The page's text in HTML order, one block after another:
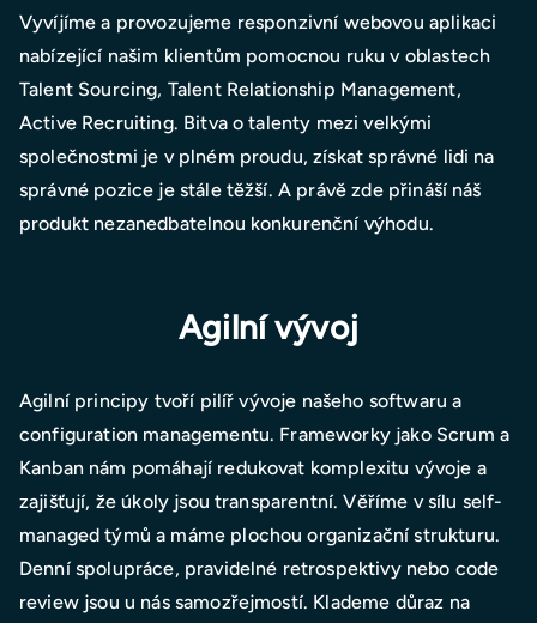
Vyvíjíme a provozujeme responzivní webovou aplikaci
nabízející našim klientům pomocnou ruku v oblastech
Talent Sourcing, Talent Relationship Management,
Active Recruiting. Bitva o talenty mezi velkými
společnostmi je v plném proudu, získat správné lidi na
správné pozice je stále těžší. A právě zde přináší náš
produkt nezanedbatelnou konkurenční výhodu.
Agilní vývoj
Agilní principy tvoří pilíř vývoje našeho softwaru a
configuration managementu. Frameworky jako Scrum a
Kanban nám pomáhají redukovat komplexitu vývoje a
zajišťují, že úkoly jsou transparentní. Věříme v sílu self-
managed týmů a máme plochou organizační strukturu.
Denní spolupráce, pravidelné retrospektivy nebo code
review jsou u nás samozřejmostí. Klademe důraz na